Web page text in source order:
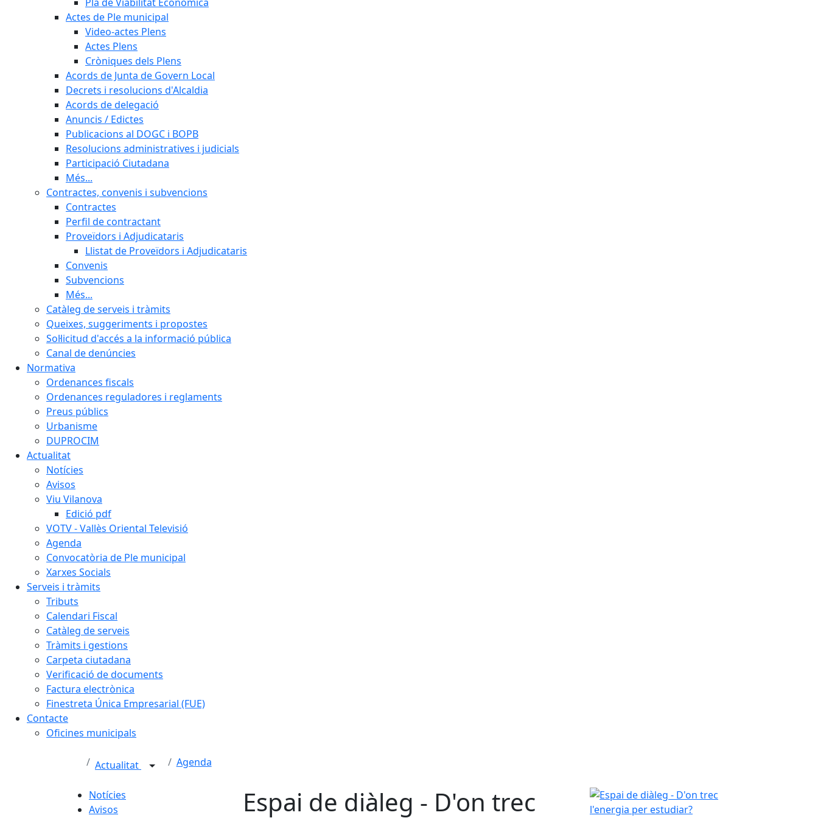
Actes de Ple municipal
Video-actes Plens
Actes Plens
Cròniques dels Plens
Acords de Junta de Govern Local
Decrets i resolucions d'Alcaldia
Acords de delegació
Anuncis / Edictes
Publicacions al DOGC i BOPB
Resolucions administratives i judicials
Participació Ciutadana
Més...
Contractes, convenis i subvencions
Contractes
Perfil de contractant
Proveïdors i Adjudicataris
Llistat de Proveïdors i Adjudicataris
Convenis
Subvencions
Més...
Catàleg de serveis i tràmits
Queixes, suggeriments i propostes
Sol·licitud d'accés a la informació pública
Canal de denúncies
Normativa
Ordenances fiscals
Ordenances reguladores i reglaments
Preus públics
Urbanisme
DUPROCIM
Actualitat
Notícies
Avisos
Viu Vilanova
Edició pdf
VOTV - Vallès Oriental Televisió
Agenda
Convocatòria de Ple municipal
Xarxes Socials
Serveis i tràmits
Tributs
Calendari Fiscal
Catàleg de serveis
Tràmits i gestions
Carpeta ciutadana
Verificació de documents
Factura electrònica
Finestreta Única Empresarial (FUE)
Contacte
Oficines municipals
Actualitat Agenda
Notícies
Avisos
Espai de diàleg - D'on trec
Espai de diàleg - D'on trec l'energia per estudiar?